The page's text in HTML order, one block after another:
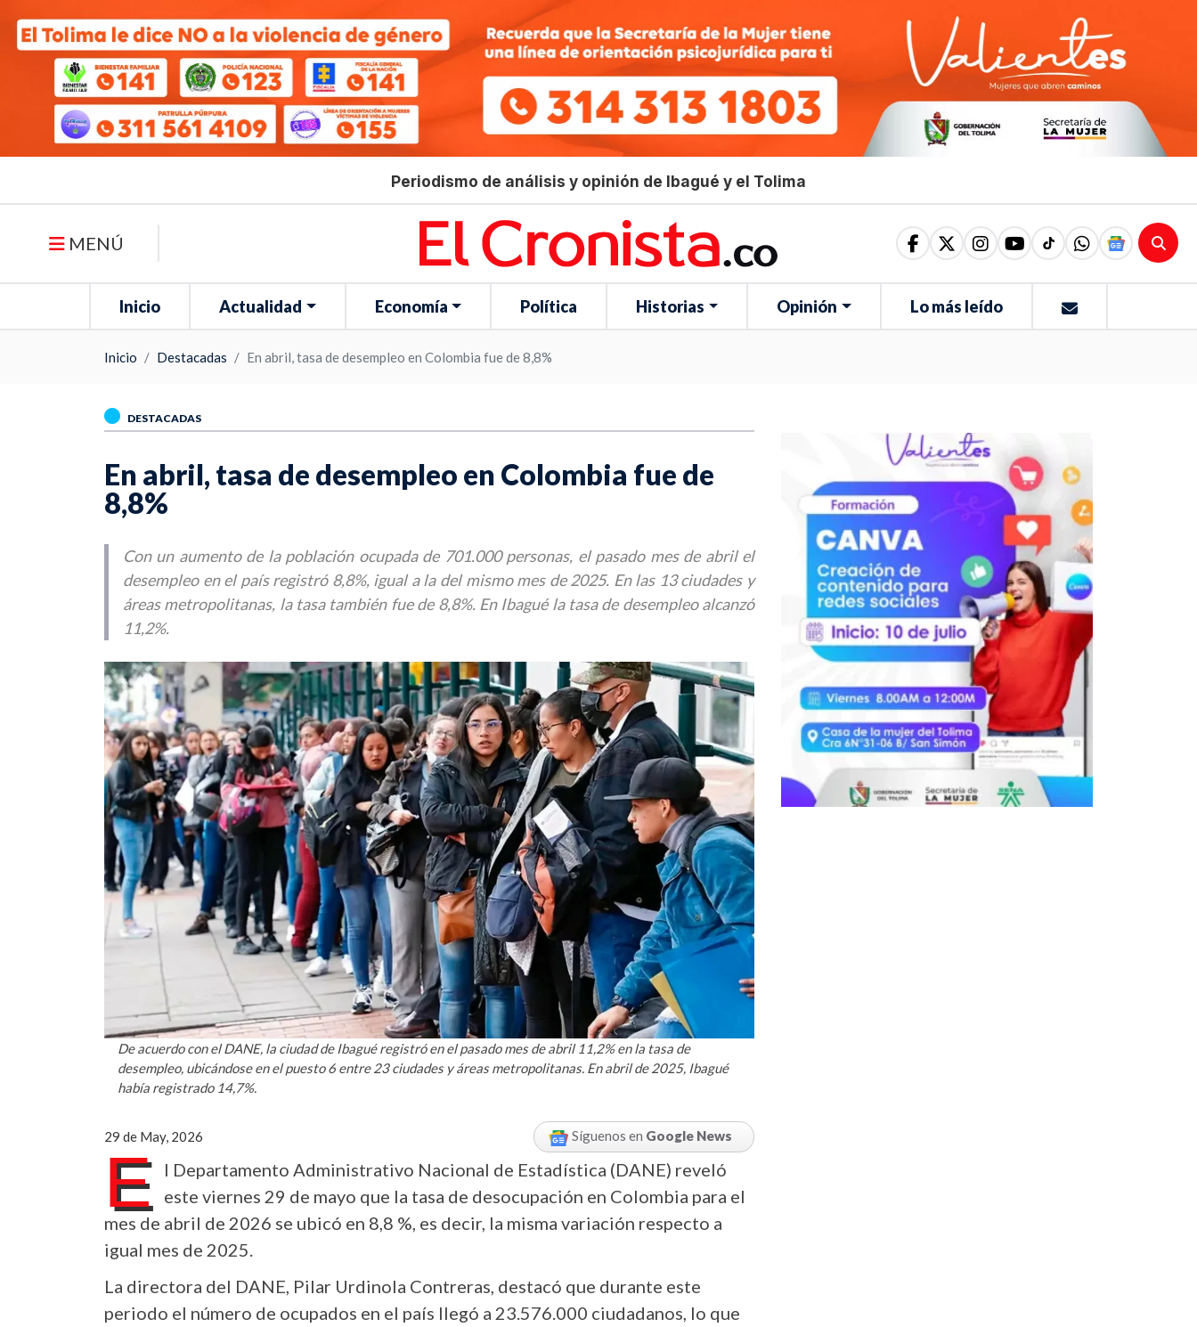
Periodismo de análisis y opinión de Ibagué y el Tolima
MENÚ
Inicio Actualidad Economía Política Historias Opinión Lo más leído
Inicio Destacadas En abril, tasa de desempleo en Colombia fue de 8,8%
DESTACADAS
En abril, tasa de desempleo en Colombia fue de
8,8%
Con un aumento de la población ocupada de 701.000 personas, el pasado mes de abril el
desempleo en el país registró 8,8%, igual a la del mismo mes de 2025. En las 13 ciudades y
áreas metropolitanas, la tasa también fue de 8,8%. En Ibagué la tasa de desempleo alcanzó
11,2%.
De acuerdo con el DANE, la ciudad de Ibagué registró en el pasado mes de abril 11,2% en la tasa de
desempleo, ubicándose en el puesto 6 entre 23 ciudades y áreas metropolitanas. En abril de 2025, Ibagué
había registrado 14,7%.
29 de May, 2026 Síguenos en Google News
E
l Departamento Administrativo Nacional de Estadística (DANE) reveló
este viernes 29 de mayo que la tasa de desocupación en Colombia para el
mes de abril de 2026 se ubicó en 8,8 %, es decir, la misma variación respecto a
igual mes de 2025.
La directora del DANE, Pilar Urdinola Contreras, destacó que durante este
periodo el número de ocupados en el país llegó a 23.576.000 ciudadanos, lo que